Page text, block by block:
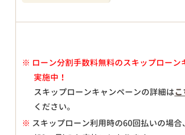
※ ローン分割手数料無料のスキップローン
実施中！
スキップローンキャンペーンの詳細は
ください。
※ スキップローン利用時の60回払いの場合